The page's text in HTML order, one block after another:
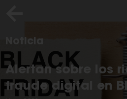
Noticia
Alertan sobre los
fraude digital en